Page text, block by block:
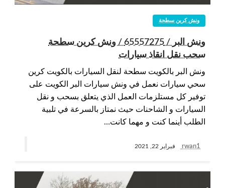
ونش كرين سطحة
ونش البر / 65557275 / ونش كرين سطحة
سحب نقل انقاذ سيارات
ونش البر بالكويت سطحة لنقل السيارات بالكويت كرين
سحي سيارات نعمل في ونش سيارات البر الكويت على
توفير كل مستلزمات العمل الذي يتعلق بسحب و نقل
السيارات و الشاحنات حيث نمتاز بالسرعة في تلبية
الطلب أينما كنت و مهما كانت…
rwan1 فبراير 22, 2021